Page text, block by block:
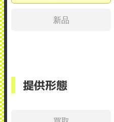
新品
提供形態